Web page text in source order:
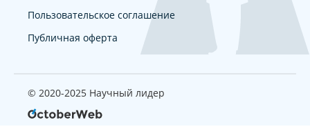
Пользовательское соглашение
Публичная оферта
© 2020-2025 Научный лидер